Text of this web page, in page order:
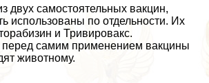
двух самостоятельных вакцин,
использованы по отдельности. Их
и Тривировакс.
перед самим применением вакцины
животному.